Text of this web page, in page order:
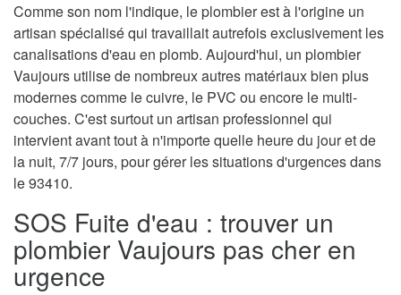
Comme son nom l'indique, le plombier est à l'origine un
artisan spécialisé qui travaillait autrefois exclusivement les
canalisations d'eau en plomb. Aujourd'hui, un plombier
Vaujours utilise de nombreux autres matériaux bien plus
modernes comme le cuivre, le PVC ou encore le multi-
couches. C'est surtout un artisan professionnel qui
intervient avant tout à n'importe quelle heure du jour et de
la nuit, 7/7 jours, pour gérer les situations d'urgences dans
le 93410.
SOS Fuite d'eau : trouver un
plombier Vaujours pas cher en
urgence